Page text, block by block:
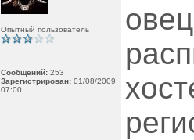
Опытный пользователь
Сообщений: 253
Зарегистрирован: 01/08/2009
07:00